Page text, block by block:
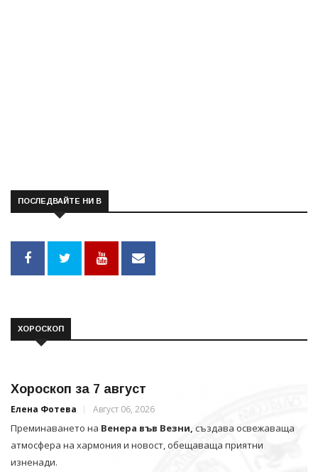
ПОСЛЕДВАЙТЕ НИ В
ХОРОСКОП
Хороскоп за 7 август
Елена Фотева Август 06, 2026
Преминаването на Венера във Везни, създава освежаваща
атмосфера на хармония и новост, обещаваща приятни
изненади.